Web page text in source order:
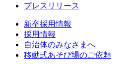
プレスリリース
新卒採用情報
採用情報
自治体のみなさまへ
移動式あそび場のご依頼